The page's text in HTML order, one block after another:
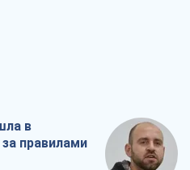
в
правилами